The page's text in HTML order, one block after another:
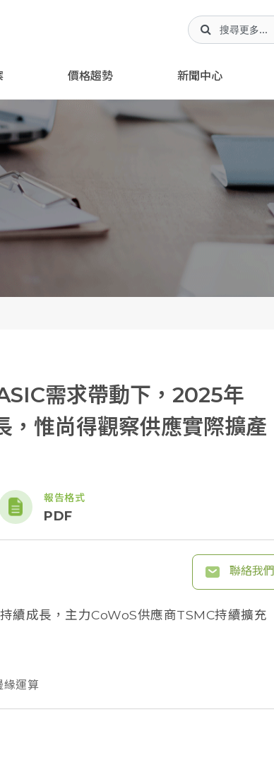
價格趨勢 新聞中心
需求帶動下，2025年
，惟尚得觀察供應實際擴產
報告格式
PDF
聯絡我們
續成長，主力CoWoS供應商TSMC持續擴充
緣運算